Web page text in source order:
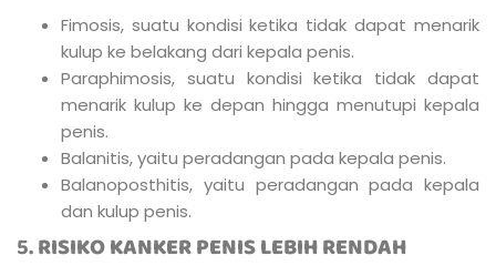
Fimosis, suatu kondisi ketika tidak dapat menarik
kulup ke belakang dari kepala penis.
Paraphimosis, suatu kondisi ketika tidak dapat
menarik kulup ke depan hingga menutupi kepala
penis.
Balanitis, yaitu peradangan pada kepala penis.
Balanoposthitis, yaitu peradangan pada kepala
dan kulup penis.
5.RISIKO KANKER PENIS LEBIH RENDAH